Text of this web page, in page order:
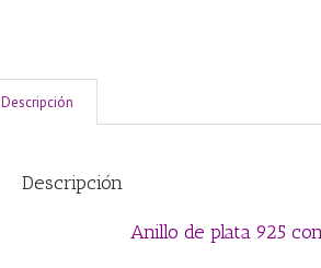
Descripción
Descripción
Anillo de plata 925